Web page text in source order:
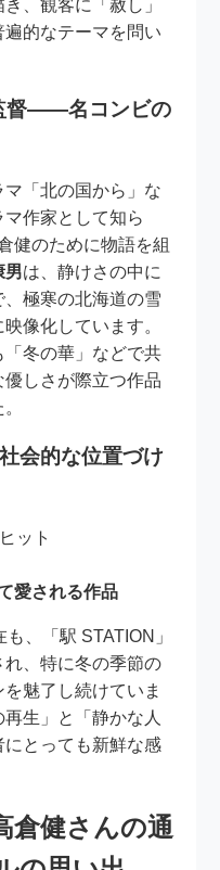
、観客に「赦し」
遍的なテーマを問い
督――名コンビの
「北の国から」な
作家として知ら
健のために物語を組
男は、静けさの中に
極寒の北海道の雪
像化しています。
冬の華」などで共
しさが際立つ作品
会的な位置づけ
ット
愛される作品
、「駅 STATION」
、特に冬の季節の
魅了し続けていま
生」と「静かな人
とっても新鮮な感
健さんの通